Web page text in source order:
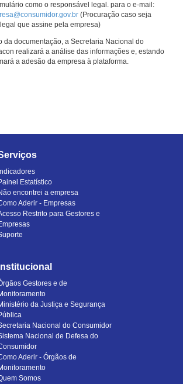
como o responsável legal. para o e-mail:
(Procuração caso seja
que assine pela empresa)
da documentação, a Secretaria Nacional do
realizará a análise das informações e, estando
a adesão da empresa à plataforma.
Indicadores
Estatístico
encontrei a empresa
Aderir - Empresas
Restrito para Gestores e
Institucional
Gestores e de
da Justiça e Segurança
Nacional do Consumidor
Nacional de Defesa do
Aderir - Órgãos de
Somos